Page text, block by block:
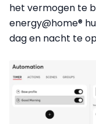
het vermogen te
energy@home®
dag en nacht te